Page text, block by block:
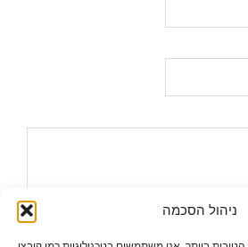
ניהול הסכמה